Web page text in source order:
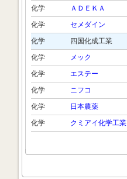
化学
ＡＤＥＫＡ
化学
セメダイン
化学
四国化成工業
化学
メック
化学
エステー
化学
ニフコ
化学
日本農薬
化学
クミアイ化学工業